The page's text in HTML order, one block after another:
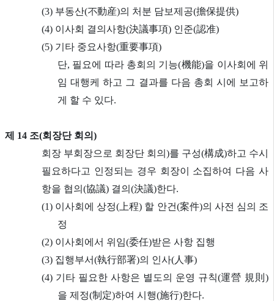
(3) 부동산(不動産)의 처분 담보제공(擔保提供)
(4) 이사회 결의사항(決議事項) 인준(認准)
(5) 기타 중요사항(重要事項)
단, 필요에 따라 총회의 기능(機能)을 이사회에 위
임 대행케 하고 그 결과를 다음 총회 시에 보고하
게 할 수 있다.
제 14 조(회장단 회의)
회장 부회장으로 회장단 회의)를 구성(構成)하고 수시
필요하다고 인정되는 경우 회장이 소집하여 다음 사
항을 협의(協議) 결의(決議)한다.
(1) 이사회에 상정(上程) 할 안건(案件)의 사전 심의 조
정
(2) 이사회에서 위임(委任)받은 사항 집행
(3) 집행부서(執行部署)의 인사(人事)
(4) 기타 필요한 사항은 별도의 운영 규칙(運營 規則)
을 제정(制定)하여 시행(施行)한다.